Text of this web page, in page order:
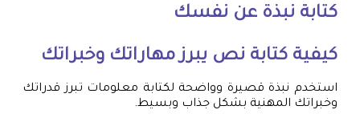
كتابة نبذة عن نفسك
كيفية كتابة نص يبرز مهاراتك وخبراتك
استخدم نبذة قصيرة وواضحة لكتابة معلومات تبرز قدراتك
وخبراتك المهنية بشكل جذاب وبسيط.